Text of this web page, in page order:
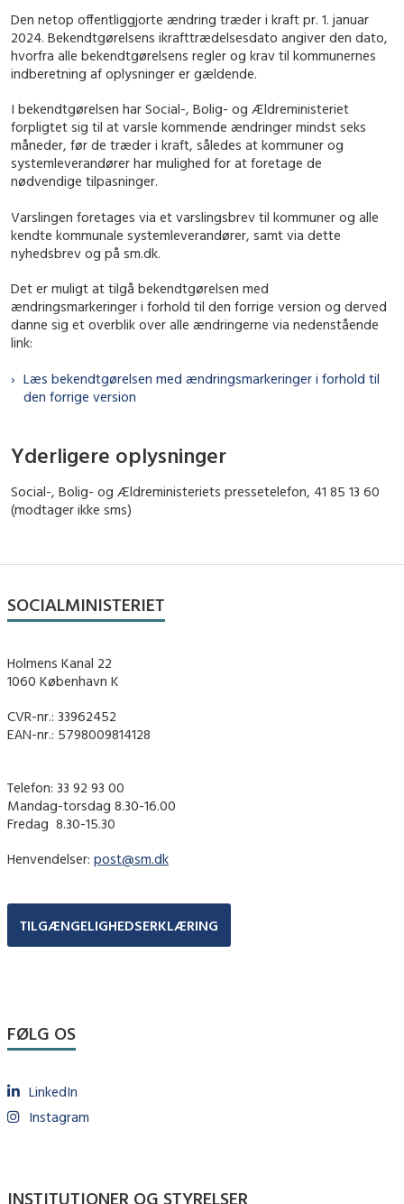
Den netop offentliggjorte ændring træder i kraft pr. 1. januar
2024. Bekendtgørelsens ikrafttrædelsesdato angiver den dato,
hvorfra alle bekendtgørelsens regler og krav til kommunernes
indberetning af oplysninger er gældende.
I bekendtgørelsen har Social-, Bolig- og Ældreministeriet
forpligtet sig til at varsle kommende ændringer mindst seks
måneder, før de træder i kraft, således at kommuner og
systemleverandører har mulighed for at foretage de
nødvendige tilpasninger.
Varslingen foretages via et varslingsbrev til kommuner og alle
kendte kommunale systemleverandører, samt via dette
nyhedsbrev og på sm.dk.
Det er muligt at tilgå bekendtgørelsen med
ændringsmarkeringer i forhold til den forrige version og derved
danne sig et overblik over alle ændringerne via nedenstående
link:
Læs bekendtgørelsen med ændringsmarkeringer i forhold til
den forrige version
Yderligere oplysninger
Social-, Bolig- og Ældreministeriets pressetelefon, 41 85 13 60
(modtager ikke sms)
SOCIALMINISTERIET
Holmens Kanal 22
1060 København K
CVR-nr.: 33962452
EAN-nr.: 5798009814128
Telefon: 33 92 93 00
Mandag-torsdag 8.30-16.00
Fredag ​ 8.30-15.30
Henvendelser: post@sm.dk
TILGÆNGELIGHEDSERKLÆRING
FØLG OS
LinkedIn
Instagram
INSTITUTIONER OG STYRELSER